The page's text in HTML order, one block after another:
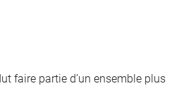
faire partie d’un ensemble plus